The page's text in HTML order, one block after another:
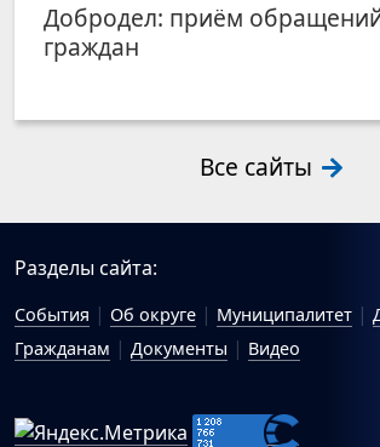
Добродел: приём
граждан
Все сайты
Разделы сайта:
События Об округе Муниципалитет
Гражданам
Документы Видео